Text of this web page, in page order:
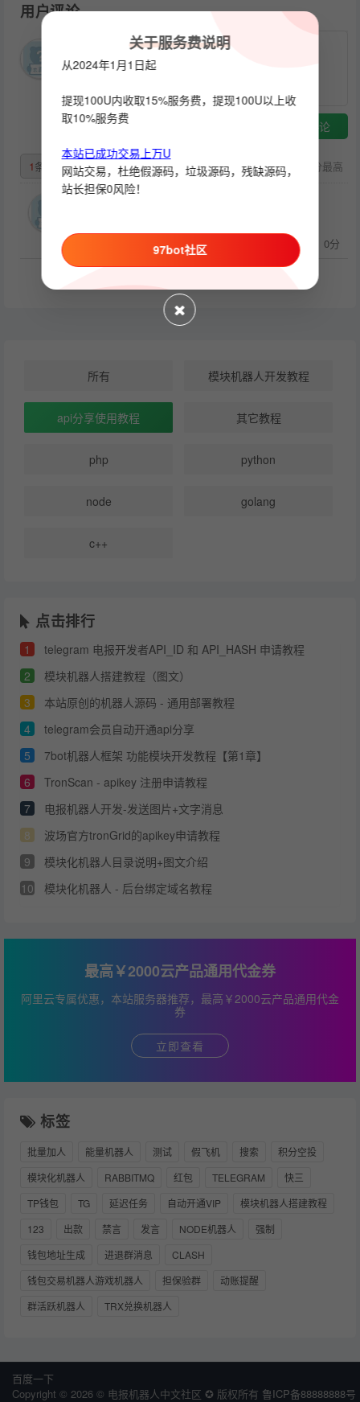
用户评论
提交评论
默认 最早 最热 评分最高
1条
回复(0) 支持( 评分：0分
所有 模块机器人开发教程
api分享使用教程 其它教程
php python
node golang
c++
点击排行
1
telegram 电报开发者API_ID 和 API_HASH 申请教程
2
模块机器人搭建教程（图文）
3
本站原创的机器人源码 - 通用部署教程
4
telegram会员自动开通api分享
5
7bot机器人框架 功能模块开发教程【第1章】
6
TronScan - apikey 注册申请教程
7
电报机器人开发-发送图片+文字消息
8
波场官方tronGrid的apikey申请教程
9
模块化机器人目录说明+图文介绍
10
模块化机器人 - 后台绑定域名教程
最高￥2000云产品通用代金券
阿里云专属优惠，本站服务器推荐，最高￥2000云产品通用代金
券
立即查看
标签
批量加人 能量机器人 测试 假飞机 搜索
积分空投
模块化机器人
RABBITMQ 红包 TELEGRAM
快三
TP钱包
TG 延迟任务 自动开通VIP
模块机器人搭建教程
123
出款 禁言 发言 NODE机器人
强制
钱包地址生成
进退群消息
CLASH
钱包交易机器人游戏机器人
担保验群
动账提醒
群活跃机器人
TRX兑换机器人
百度一下
Copyright © 2026 © 电报机器人中文社区 ✪ 版权所有 鲁ICP备88888888号
关于服务费说明
从2024年1月1日起
提现100U内收取15%服务费，提现100U以上收
取10%服务费
本站已成功交易上万U
网站交易，杜绝假源码，垃圾源码，残缺源码，
站长担保0风险！
97bot社区